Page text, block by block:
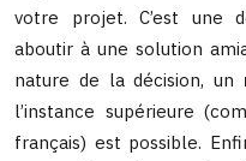
votre projet. C’est une
aboutir à une solution
nature de la décision, un
l’instance supérieure
français) est possible.